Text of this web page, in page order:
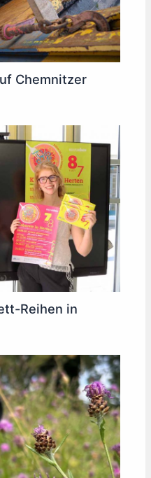
Chemnitzer
Reihen in